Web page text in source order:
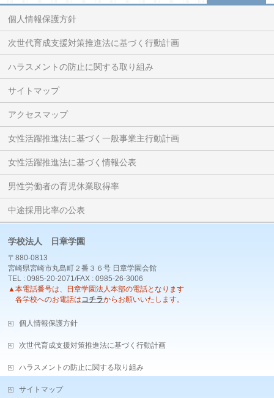
個人情報保護方針
次世代育成支援対策推進法に基づく行動計画
ハラスメントの防止に関する取り組み
サイトマップ
アクセスマップ
女性活躍推進法に基づく一般事業主行動計画
女性活躍推進法に基づく情報公表
男性労働者の育児休業取得率
中途採用比率の公表
学校法人 日章学園
〒880-0813
宮崎県宮崎市丸島町２番３６号 日章学園会館
TEL : 0985-20-2071/FAX : 0985-26-3006
▲本電話番号は、日章学園法人本部の電話となります
各学校へのお電話は コチラからお願いいたします。
個人情報保護方針
次世代育成支援対策推進法に基づく行動計画
ハラスメントの防止に関する取り組み
サイトマップ